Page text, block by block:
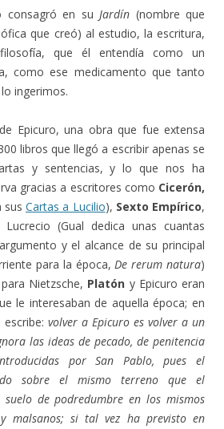
consagró en suJardín (nombre que
que creó) al estudio, la escritura,
que él entendía como un
como ese medicamento que tanto
ingerimos.
Epicuro, una obra que fue extensa
libros que llegó a escribir apenas se
y sentencias, y lo que nos ha
gracias a escritores como Cicerón,
sus Cartas a Lucilio), Sexto Empírico,
(Gual dedica unas cuantas
y el alcance de su principal
para la época,De rerum natura)
Nietzsche, Platón y Epicuro eran
le interesaban de aquella época; en
escribe: volver a Epicuro es volver a un
las ideas de pecado, de penitencia
por San Pablo, pues el
sobre el mismo terreno que el
suelo de podredumbre en los mismos
malsanos; si tal vez ha previsto en